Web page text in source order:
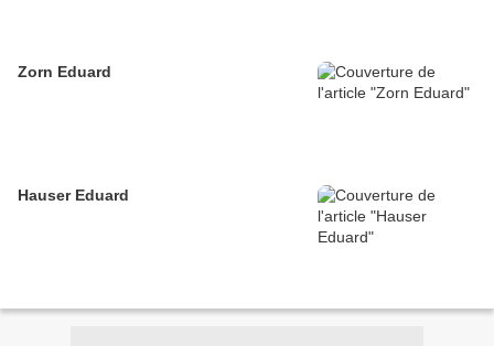
Zorn Eduard
Hauser Eduard